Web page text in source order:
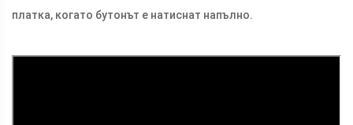
платка, когато бутонът е натиснат напълно.